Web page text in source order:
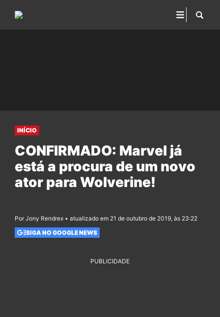
INÍCIO
CONFIRMADO: Marvel já
está a procura de um novo
ator para Wolverine!
Por Jony Rendrex • atualizado em 21 de outubro de 2019, às 23:22
SIGA NO GOOGLE NEWS
PUBLICIDADE